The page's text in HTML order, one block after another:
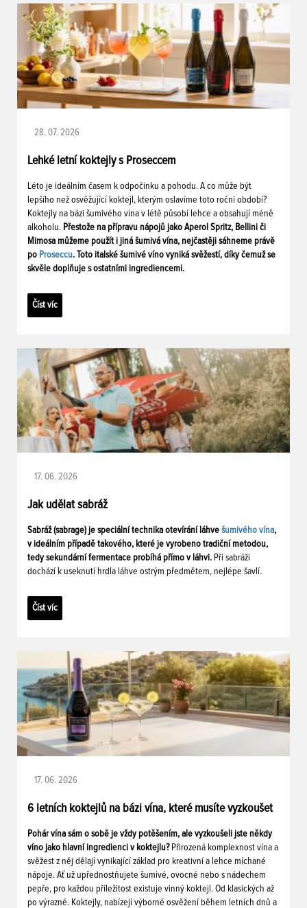
28. 07. 2026
Lehké letní koktejly s Proseccem
Léto je ideálním časem k odpočinku a pohodu. A co může být
lepšího než osvěžující koktejl, kterým oslavíme toto roční období?
Koktejly na bázi šumivého vína v létě působí lehce a obsahují méně
alkoholu. Přestože na přípravu nápojů jako Aperol Spritz, Bellini či
Mimosa můžeme použít i jiná šumivá vína, nejčastěji sáhneme právě
po Proseccu. Toto italské šumivé víno vyniká svěžestí, díky čemuž se
skvěle doplňuje s ostatními ingrediencemi.
Číst víc
17. 06. 2026
Jak udělat sabráž
Sabráž (sabrage) je speciální technika otevírání láhve šumivého vína,
v ideálním případě takového, které je vyrobeno tradiční metodou,
tedy sekundární fermentace probíhá přímo v láhvi. Při sabráži
dochází k useknutí hrdla láhve ostrým předmětem, nejlépe šavlí.
Číst víc
17. 06. 2026
6 letních koktejlů na bázi vína, které musíte vyzkoušet
Pohár vína sám o sobě je vždy potěšením, ale vyzkoušeli jste někdy
víno jako hlavní ingredienci v koktejlu? Přirozená komplexnost vína a
svěžest z něj dělají vynikající základ pro kreativní a lehce míchané
nápoje. Ať už upřednostňujete šumivé, ovocné nebo s nádechem
pepře, pro každou příležitost existuje vinný koktejl. Od klasických až
po výrazné. Koktejly, nabízejí výborné osvěžení během letních dnů a